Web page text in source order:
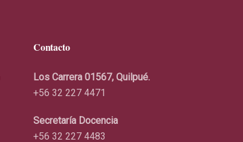
Contacto
Los Carrera 01567, Quilpué.
+56 32 227 4471
Secretaría Docencia
+56 32 227 4483